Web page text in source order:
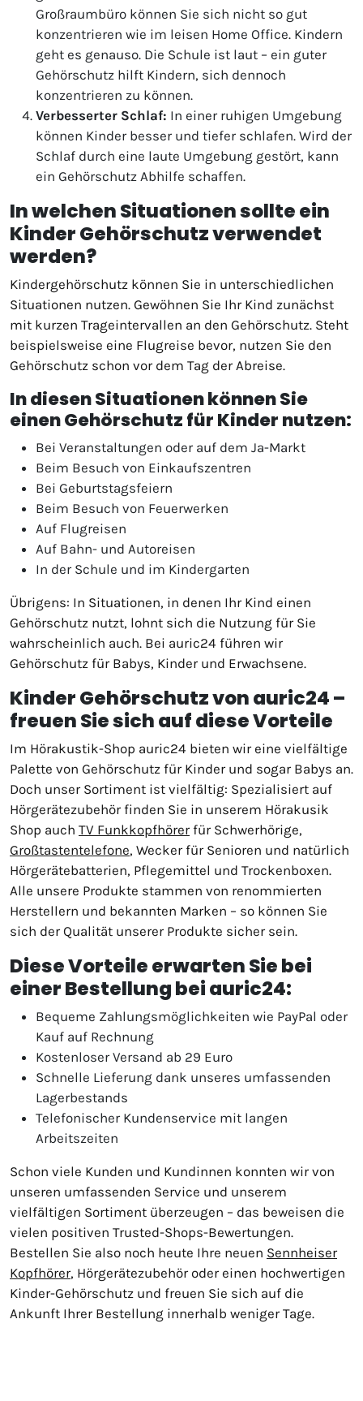
Großraumbüro können Sie sich nicht so gut
konzentrieren wie im leisen Home Office. Kindern
geht es genauso. Die Schule ist laut – ein guter
Gehörschutz hilft Kindern, sich dennoch
konzentrieren zu können.
Verbesserter Schlaf: In einer ruhigen Umgebung
können Kinder besser und tiefer schlafen. Wird der
Schlaf durch eine laute Umgebung gestört, kann
ein Gehörschutz Abhilfe schaffen.
In welchen Situationen sollte ein
Kinder Gehörschutz verwendet
werden?
Kindergehörschutz können Sie in unterschiedlichen
Situationen nutzen. Gewöhnen Sie Ihr Kind zunächst
mit kurzen Trageintervallen an den Gehörschutz. Steht
beispielsweise eine Flugreise bevor, nutzen Sie den
Gehörschutz schon vor dem Tag der Abreise.
In diesen Situationen können Sie
einen Gehörschutz für Kinder nutzen:
Bei Veranstaltungen oder auf dem Ja-Markt
Beim Besuch von Einkaufszentren
Bei Geburtstagsfeiern
Beim Besuch von Feuerwerken
Auf Flugreisen
Auf Bahn- und Autoreisen
In der Schule und im Kindergarten
Übrigens: In Situationen, in denen Ihr Kind einen
Gehörschutz nutzt, lohnt sich die Nutzung für Sie
wahrscheinlich auch. Bei auric24 führen wir
Gehörschutz für Babys, Kinder und Erwachsene.
Kinder Gehörschutz von auric24 –
freuen Sie sich auf diese Vorteile
Im Hörakustik-Shop auric24 bieten wir eine vielfältige
Palette von Gehörschutz für Kinder und sogar Babys an.
Doch unser Sortiment ist vielfältig: Spezialisiert auf
Hörgerätezubehör finden Sie in unserem Hörakusik
Shop auch TV Funkkopfhörerfür Schwerhörige,
Großtastentelefone, Wecker für Senioren und natürlich
Hörgerätebatterien, Pflegemittel und Trockenboxen.
Alle unsere Produkte stammen von renommierten
Herstellern und bekannten Marken – so können Sie
sich der Qualität unserer Produkte sicher sein.
Diese Vorteile erwarten Sie bei
einer Bestellung bei auric24:
Bequeme Zahlungsmöglichkeiten wie PayPal oder
Kauf auf Rechnung
Kostenloser Versand ab 29 Euro
Schnelle Lieferung dank unseres umfassenden
Lagerbestands
Telefonischer Kundenservice mit langen
Arbeitszeiten
Schon viele Kunden und Kundinnen konnten wir von
unseren umfassenden Service und unserem
vielfältigen Sortiment überzeugen – das beweisen die
vielen positiven Trusted-Shops-Bewertungen.
Bestellen Sie also noch heute Ihre neuen Sennheiser
Kopfhörer, Hörgerätezubehör oder einen hochwertigen
Kinder-Gehörschutz und freuen Sie sich auf die
Ankunft Ihrer Bestellung innerhalb weniger Tage.